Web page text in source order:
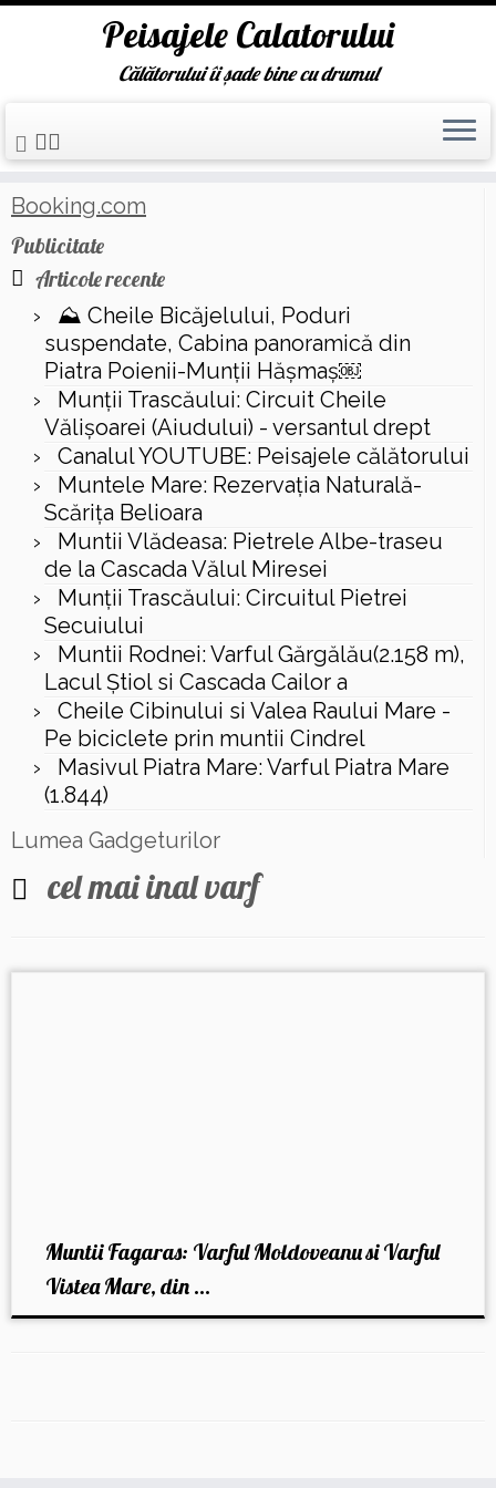
Skip
to
content
Peisajele Calatorului
Călătorului îi șade bine cu drumul
Prima pagină » cel mai inal varf
Booking.com
Publicitate
Articole recente
⛰️ Cheile Bicăjelului, Poduri
suspendate, Cabina panoramică din
Piatra Poienii-Munții Hășmaș￼
Munții Trascăului: Circuit Cheile
Vălișoarei (Aiudului) - versantul drept
Canalul YOUTUBE: Peisajele călătorului
Muntele Mare: Rezervaţia Naturală-
Scăriţa Belioara
Muntii Vlădeasa: Pietrele Albe-traseu
de la Cascada Vălul Miresei
Munții Trascăului: Circuitul Pietrei
Secuiului
Muntii Rodnei: Varful Gărgălău(2.158 m),
Lacul Ştiol si Cascada Cailor a
Cheile Cibinului si Valea Raului Mare -
Pe biciclete prin muntii Cindrel
Masivul Piatra Mare: Varful Piatra Mare
(1.844)
Lumea Gadgeturilor
cel mai inal varf
Muntii Fagaras: Varful Moldoveanu si Varful
Vistea Mare, din ...